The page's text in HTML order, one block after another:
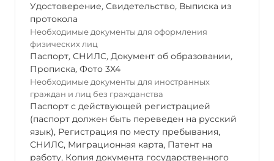
Удостоверение, Свидетельство, Выписка из
протокола
Необходимые документы для оформления
физических лиц
Паспорт, СНИЛС, Документ об образовании,
Прописка, Фото 3Х4
Необходимые документы для иностранных
граждан и лиц без гражданства
Паспорт с действующей регистрацией
(паспорт должен быть переведен на русский
язык), Регистрация по месту пребывания,
СНИЛС, Миграционная карта, Патент на
работу, Копия документа государственного